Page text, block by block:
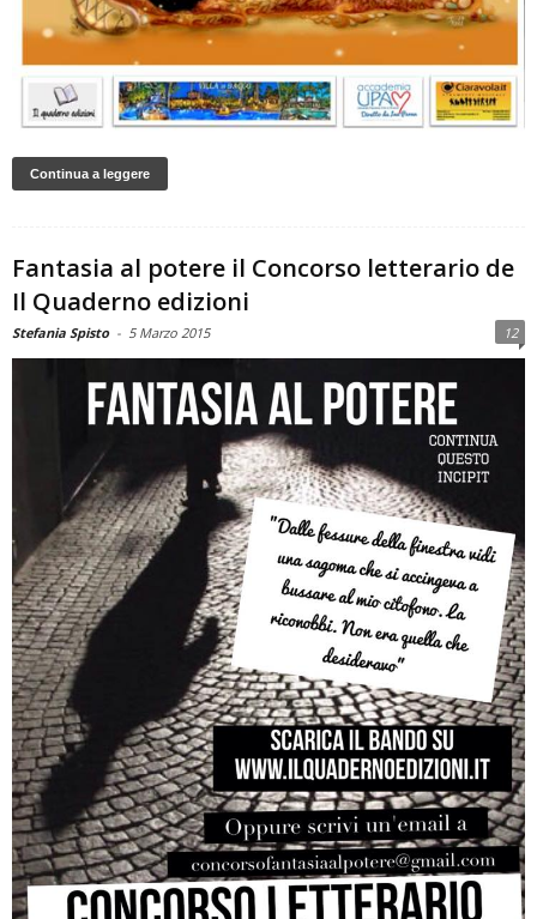
Continua a leggere
Fantasia al potere il Concorso letterario de
Il Quaderno edizioni
Stefania Spisto - 5 Marzo 2015 12